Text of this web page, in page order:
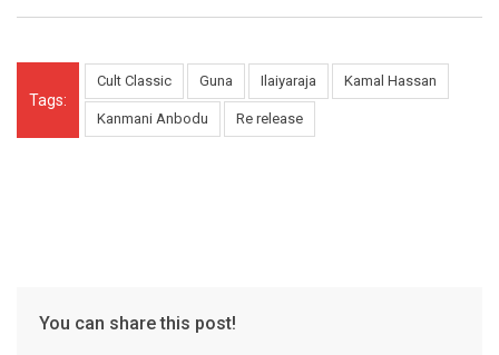
Tags:
Cult Classic Guna Ilaiyaraja Kamal Hassan
Kanmani Anbodu Re release
You can share this post!